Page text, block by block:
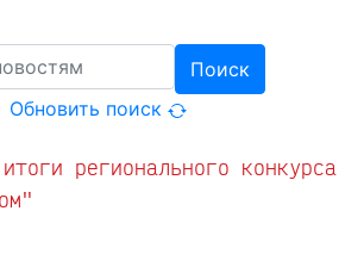
Поиск
Обновить поиск
регионального конкурса